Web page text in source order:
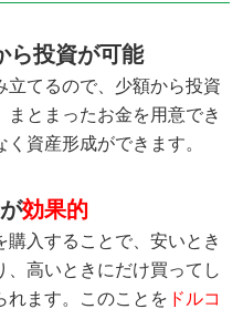
ら投資が可能
立てるので、少額から投資
まとまったお金を用意でき
資産形成ができます。
効果的
購入することで、安いとき
、高いときにだけ買ってし
れます。このことを ドルコ